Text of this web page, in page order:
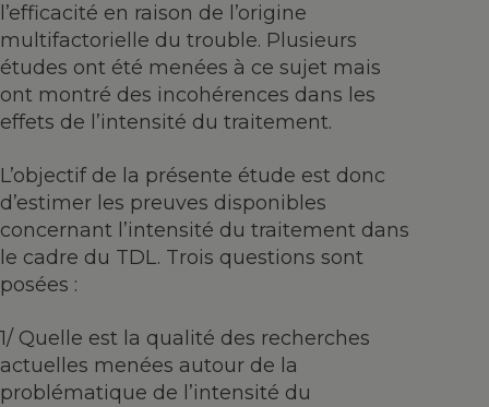
l’efficacité en raison de l’origine
multifactorielle du trouble. Plusieurs
études ont été menées à ce sujet mais
ont montré des incohérences dans les
effets de l’intensité du traitement.
L’objectif de la présente étude est donc
d’estimer les preuves disponibles
concernant l’intensité du traitement dans
le cadre du TDL. Trois questions sont
posées :
1/ Quelle est la qualité des recherches
actuelles menées autour de la
problématique de l’intensité du